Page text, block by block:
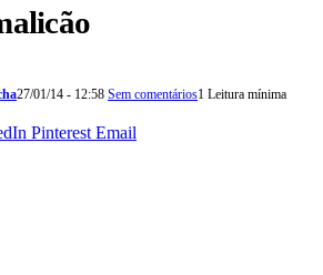
27/01/14 - 12:58 Sem comentários1 Leitura mínima
Pinterest Email